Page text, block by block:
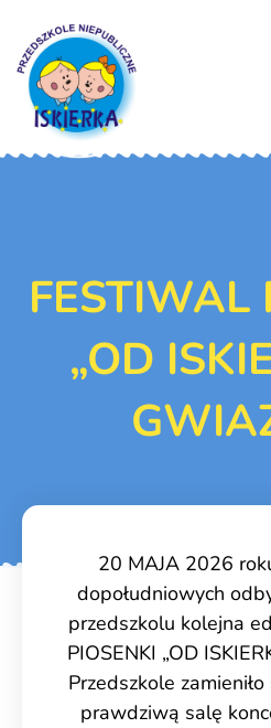
FESTIWAL
„OD
20 MAJA 2026
dopołudniowych
przedszkolu kolejna
PIOSENKI „OD
Przedszkole
prawdziwą salę